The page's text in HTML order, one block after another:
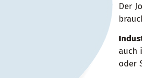
Der
auch
oder